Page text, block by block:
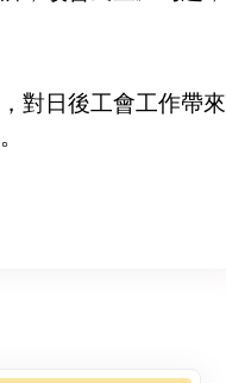
對日後工會工作帶來